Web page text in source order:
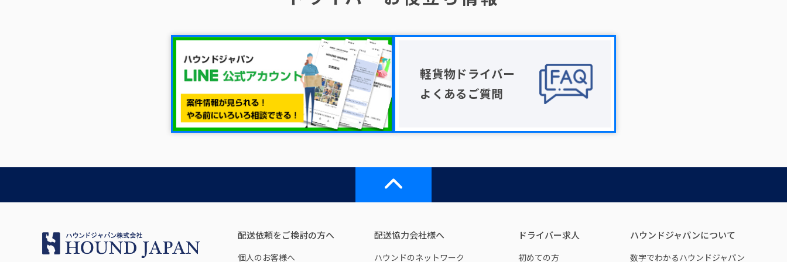
軽貨物ドライバー
よくあるご質問
配送依頼をご検討の方へ
個人のお客様へ
配送協力会社様へ
ハウンドのネットワーク
ドライバー求人
初めての方
ハウンドジャパンについて
数字でわかるハウンドジャパン